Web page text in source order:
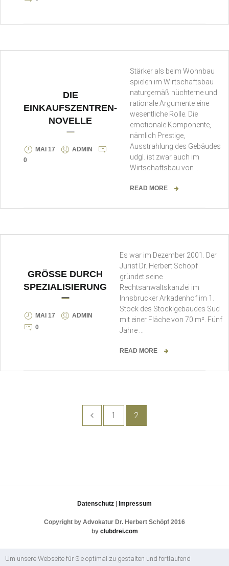
DIE
EINKAUFSZENTREN-
NOVELLE
MAI 17
ADMIN
0
Stärker als beim Wohnbau
spielen im Wirtschaftsbau
naturgemäß nüchterne und
rationale Argumente eine
wesentliche Rolle. Die
emotionale Komponente,
nämlich Prestige,
Ausstrahlung des Gebäudes
udgl. ist zwar auch im
Wirtschaftsbau von …
READ MORE
GRÖSSE DURCH S
PEZIALISIERUNG
MAI 17
ADMIN
0
Es war im Dezember 2001. Der
Jurist Dr. Herbert Schöpf
gründet seine
Rechtsanwaltskanzlei im
Innsbrucker Arkadenhof im 1.
Stock des Stöcklgebäudes Süd
mit einer Fläche von 70 m². Fünf
Jahre …
READ MORE
SEITENNUMMERIERUNG
1 2
Datenschutz Impressum
Copyright by Advokatur Dr. Herbert Schöpf 2016
by clubdrei.com
Um unsere Webseite für Sie optimal zu gestalten und fortlaufend